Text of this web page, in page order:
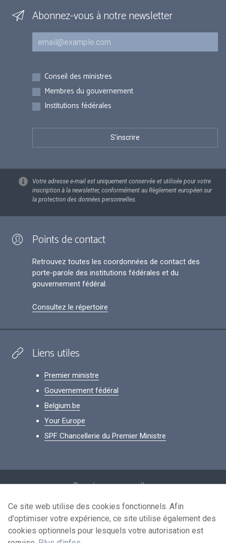
Abonnez-vous à notre newsletter
Courriel
Inscriptions
Conseil des ministres
Membres du gouvernement
Institutions fédérales
Votre adresse e-mail est uniquement conservée et utilisée pour votre
inscription à la newsletter, conformément au Règlement européen sur
la protection des données personnelles.
Points de contact
Retrouvez toutes les coordonnées de contact des
porte-parole des institutions fédérales et du
gouvernement fédéral.
Consultez le répertoire
Liens utiles
Premier ministre
Gouvernement fédéral
Belgium.be
Your Europe
SPF Chancellerie du Premier Ministre
Données personnelles
Conditions de réutilisation
Contactez-nous
Ce site web utilise des cookies fonctionnels. Afin
d'optimiser votre expérience, ce site utilise également des
cookies optionnels pour lesquels votre autorisation est